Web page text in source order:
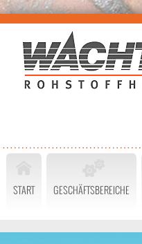
START GESCHÄFTSBEREICHE